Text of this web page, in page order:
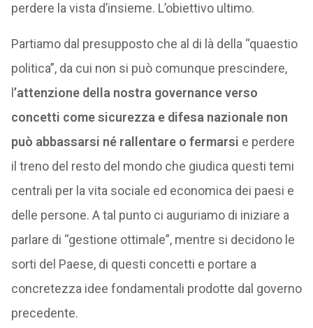
perdere la vista d’insieme. L’obiettivo ultimo.
Partiamo dal presupposto che al di là della “quaestio
politica”, da cui non si può comunque prescindere,
’attenzione della nostra governance verso
concetti come sicurezza e difesa nazionale non
può abbassarsi né rallentare o fermarsi e perdere
il treno del resto del mondo che giudica questi temi
centrali per la vita sociale ed economica dei paesi e
delle persone. A tal punto ci auguriamo di iniziare a
parlare di “gestione ottimale”, mentre si decidono le
sorti del Paese, di questi concetti e portare a
concretezza idee fondamentali prodotte dal governo
precedente.